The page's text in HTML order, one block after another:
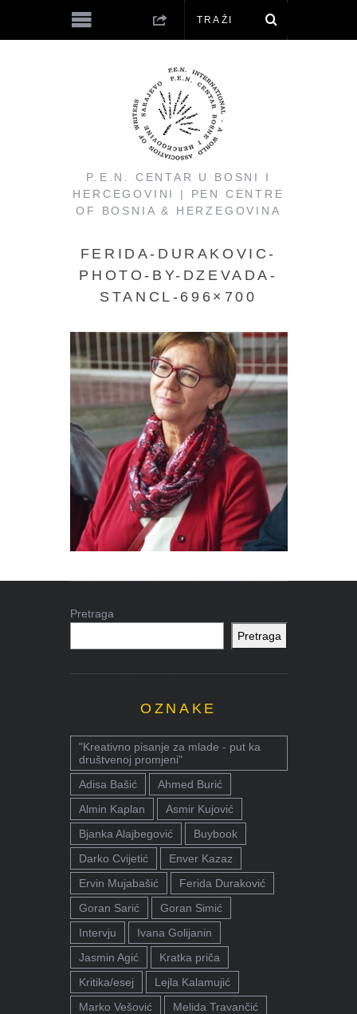
P.E.N. CENTAR U BOSNI I
HERCEGOVINI | PEN CENTRE
OF BOSNIA & HERZEGOVINA
FERIDA-DURAKOVIC-
PHOTO-BY-DZEVADA-
STANCL-696×700
Pretraga
Pretraga
OZNAKE
"Kreativno pisanje za mlade - put ka
društvenoj promjeni"
Adisa Bašić
Ahmed Burić
Almin Kaplan
Asmir Kujović
Bjanka Alajbegović
Buybook
Darko Cvijetić
Enver Kazaz
Ervin Mujabašić
Ferida Duraković
Goran Sarić
Goran Simić
Intervju
Ivana Golijanin
Jasmin Agić
Kratka priča
Kritika/esej
Lejla Kalamujić
Marko Vešović
Melida Travančić